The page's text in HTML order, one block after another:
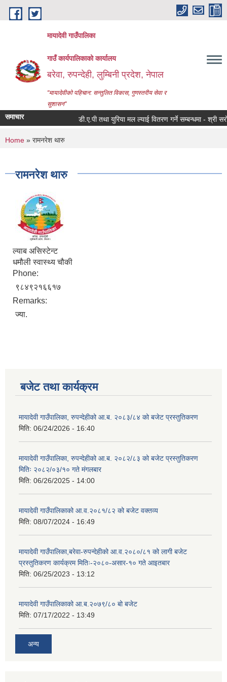
Skip to main content
मायादेवी गाउँपालिका
गाउँ कार्यपालिकाको कार्यालय
बरेवा, रुपन्देही, लुम्बिनी प्रदेश, नेपाल
"मायादेवीको पहिचान: सन्तुलित विकास, गुणस्तरीय सेवा र
सुशासन"
समाचार डी.ए.पी तथा युरिया मल ल्याई वितरण गर्ने सम्बन्धमा - श्री
You are here
Home » रामनरेश थारु
रामनरेश थारु
ल्याब असिस्टेन्ट
धमौली स्वास्थ्य चौकी
Phone:
९८४९२१६६१७
Remarks:
ज्या.
बजेट तथा कार्यक्रम
मायादेवी गाउँपालिका, रुपन्देहीको आ.ब. २०८३/८४ को बजेट प्रस्तुतिकरण
मिति: 06/24/2026 - 16:40
मायादेवी गाउँपालिका, रुपन्देहीको आ.ब. २०८२/८३ को बजेट प्रस्तुतिकरण
मितिः २०८२/०३/१० गते मंगलबार
मिति: 06/26/2025 - 14:00
मायादेवी गाउँपालिकाको आ.व.२०८१/८२ को बजेट वक्तव्य
मिति: 08/07/2024 - 16:49
मायादेवी गाउँपालिका,बरेवा-रुपन्देहीको आ.व.२०८०/८१ को लागी बजेट
प्रस्तुतिकरण कार्यक्रम मितिः-२०८०-असार-१० गते आइतबार
मिति: 06/25/2023 - 13:12
मायादेवी गाउँपालिकाको आ.ब.२०७९/८० बो बजेट
मिति: 07/17/2022 - 13:49
अन्य